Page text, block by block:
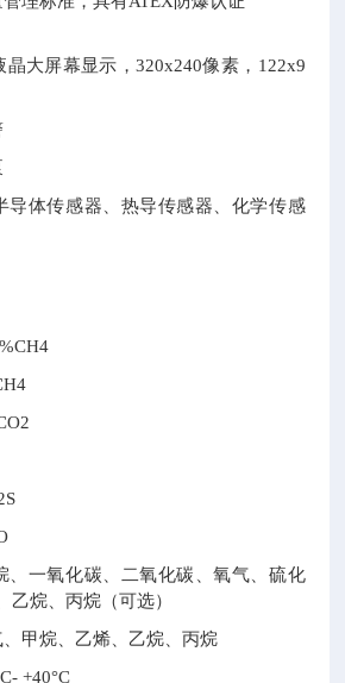
晶大屏幕显示，320x240像素，122x9
导体传感器、热导传感器、化学传感
、一氧化碳、二氧化碳、氧气、硫化
乙烷、丙烷（可选）
甲烷、乙烯、乙烷、丙烷
+40°C